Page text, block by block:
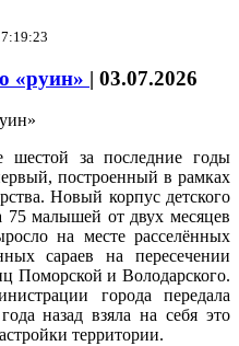
«руин» | 03.07.2026
шестой за последние годы
построенный в рамках
Новый корпус детского
75 малышей от двух месяцев
на месте расселённых
сараев на пересечении
Поморской и Володарского.
города передала
назад взяла на себя это
территории.